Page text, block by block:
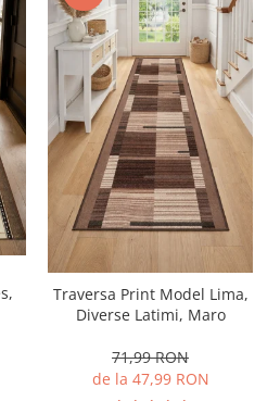
Traversa Print Model Lima,
Diverse Latimi, Maro
71,99 RON
de la 47,99 RON